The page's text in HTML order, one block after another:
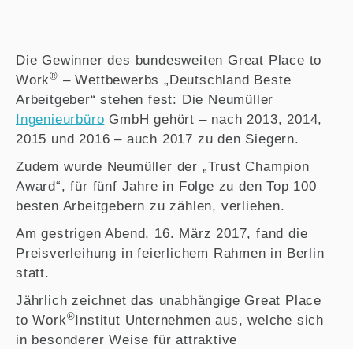
Die Gewinner des bundesweiten Great Place to
Work® – Wettbewerbs „Deutschland Beste
Arbeitgeber“ stehen fest: Die Neumüller
Ingenieurbüro GmbH gehört – nach 2013, 2014,
2015 und 2016 – auch 2017 zu den Siegern.
Zudem wurde Neumüller der „Trust Champion
Award“, für fünf Jahre in Folge zu den Top 100
besten Arbeitgebern zu zählen, verliehen.
Am gestrigen Abend, 16. März 2017, fand die
Preisverleihung in feierlichem Rahmen in Berlin
statt.
Jährlich zeichnet das unabhängige Great Place
to Work® Institut Unternehmen aus, welche sich
in besonderer Weise für attraktive